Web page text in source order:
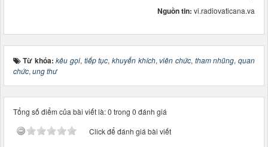
Nguồn tin: vi.radiovaticana.va
Từ khóa:kêu gọi, tiếp tục,khuyến khích, viên chức, tham nhũng,quan
chức, ung thư
Tổng số điểm của bài viết là: 0 trong 0 đánh giá
Click để đánh giá bài viết